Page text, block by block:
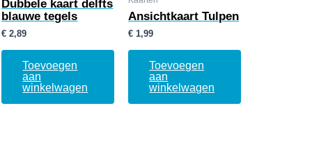
Dubbele kaart delfts
blauwe tegels
€ 2,89
Toevoegen
aan
winkelwagen
Ansichtkaart Tulpen
€ 1,99
Toevoegen
aan
winkelwagen